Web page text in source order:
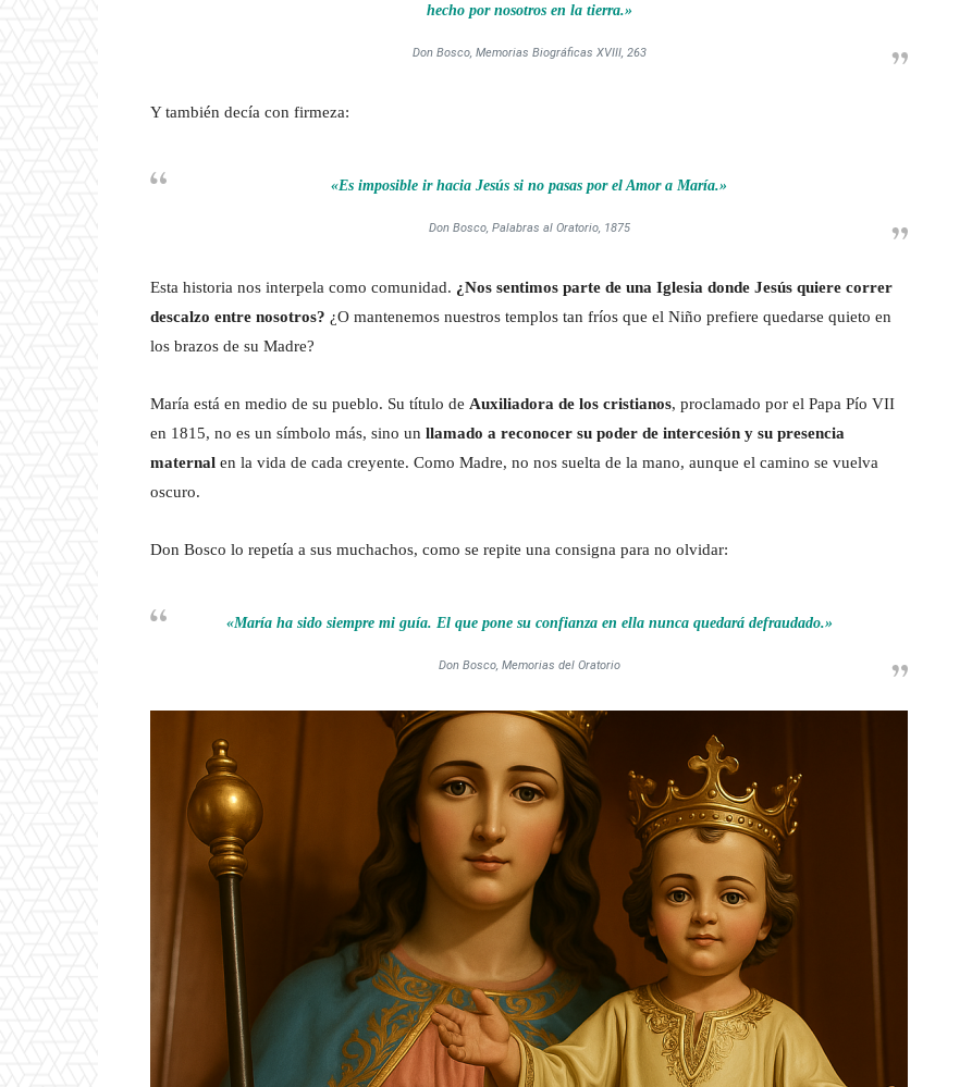
hecho por nosotros en la tierra.»
Don Bosco, Memorias Biográficas XVIII, 263
Y también decía con firmeza:
«Es imposible ir hacia Jesús si no pasas por el Amor a María.»
Don Bosco, Palabras al Oratorio, 1875
Esta historia nos interpela como comunidad. ¿Nos sentimos parte de una Iglesia donde Jesús quiere correr
descalzo entre nosotros? ¿O mantenemos nuestros templos tan fríos que el Niño prefiere quedarse quieto en
los brazos de su Madre?
María está en medio de su pueblo. Su título de Auxiliadora de los cristianos, proclamado por el Papa Pío VII
en 1815, no es un símbolo más, sino un llamado a reconocer su poder de intercesión y su presencia
maternal en la vida de cada creyente. Como Madre, no nos suelta de la mano, aunque el camino se vuelva
oscuro.
Don Bosco lo repetía a sus muchachos, como se repite una consigna para no olvidar:
«María ha sido siempre mi guía. El que pone su confianza en ella nunca quedará defraudado.»
Don Bosco, Memorias del Oratorio